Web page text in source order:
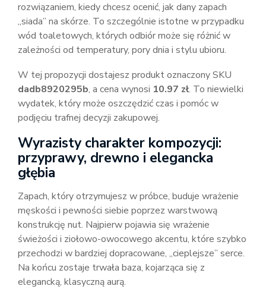
rozwiązaniem, kiedy chcesz ocenić, jak dany zapach
„siada” na skórze. To szczególnie istotne w przypadku
wód toaletowych, których odbiór może się różnić w
zależności od temperatury, pory dnia i stylu ubioru.
W tej propozycji dostajesz produkt oznaczony SKU
dadb8920295b, a cena wynosi 10.97 zł. To niewielki
wydatek, który może oszczędzić czas i pomóc w
podjęciu trafnej decyzji zakupowej.
Wyrazisty charakter kompozycji:
przyprawy, drewno i elegancka
głębia
Zapach, który otrzymujesz w próbce, buduje wrażenie
męskości i pewności siebie poprzez warstwową
konstrukcję nut. Najpierw pojawia się wrażenie
świeżości i ziołowo-owocowego akcentu, które szybko
przechodzi w bardziej dopracowane, „cieplejsze” serce.
Na końcu zostaje trwała baza, kojarząca się z
elegancką, klasyczną aurą.